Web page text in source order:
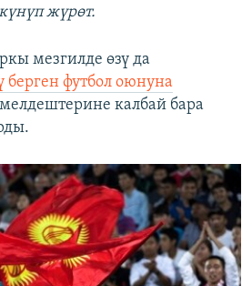
жүрөт.
мезгилде өзү да
берген футбол оюнуна
калбай бара